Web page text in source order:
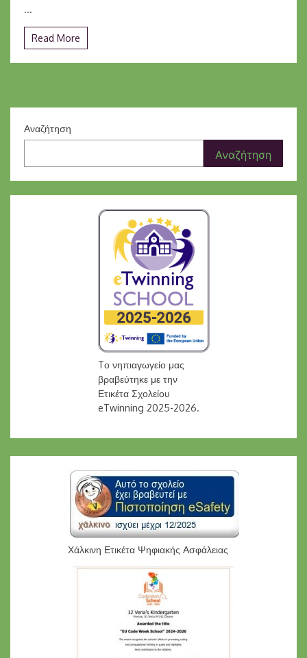
...
Read More
Αναζήτηση
Αναζήτηση
Tο νηπιαγωγείο μας
βραβεύτηκε με την
Ετικέτα Σχολείου
eTwinning 2025-2026.
Χάλκινη Ετικέτα Ψηφιακής Ασφάλειας